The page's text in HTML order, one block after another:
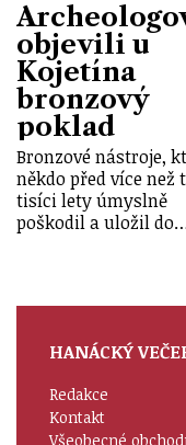
objevili u
Kojetína
bronzový
poklad
Bronzové nástroje,
někdo před více než
tisíci lety úmyslně
poškodil a uložil
HANÁCKÝ
Redakce
Kontakt
Všeobecné